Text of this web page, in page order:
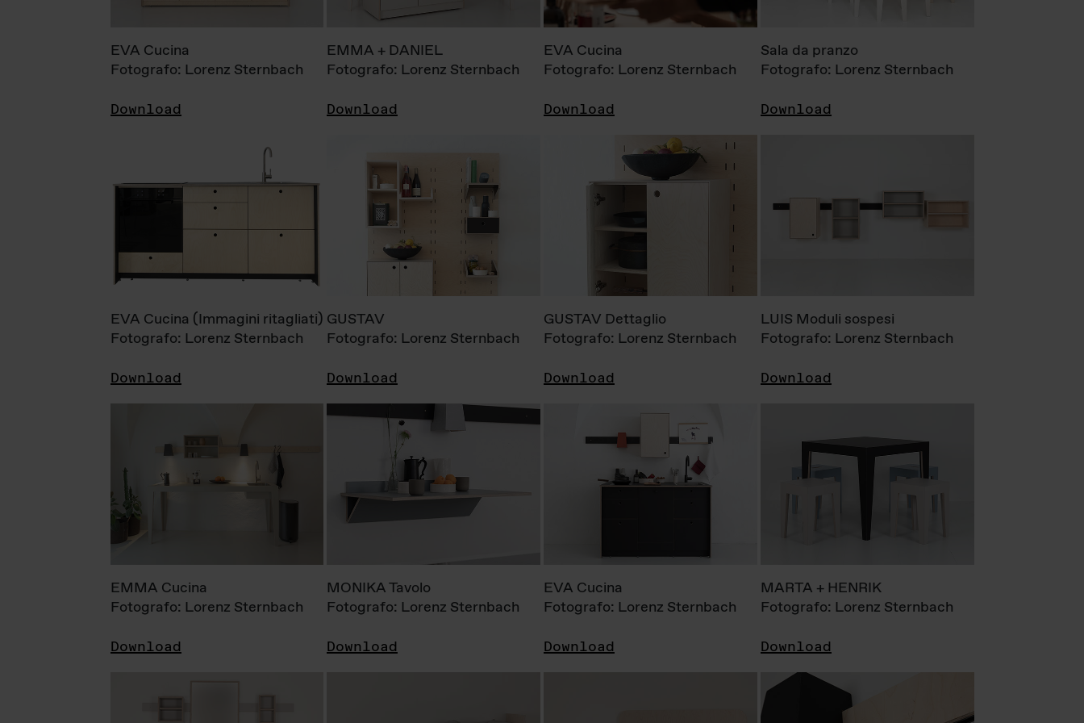
EVA Cucina
Fotografo: Lorenz Sternbach
Download
EMMA + DANIEL
Fotografo: Lorenz Sternbach
Download
EVA Cucina
Fotografo: Lorenz Sternbach
Download
Sala da pranzo
Fotografo: Lorenz Sternbach
Download
EVA Cucina (Immagini ritagliati)
Fotografo: Lorenz Sternbach
Download
GUSTAV
Fotografo: Lorenz Sternbach
Download
GUSTAV Dettaglio
Fotografo: Lorenz Sternbach
Download
LUIS Moduli sospesi
Fotografo: Lorenz Sternbach
Download
EMMA Cucina
Fotografo: Lorenz Sternbach
Download
MONIKA Tavolo
Fotografo: Lorenz Sternbach
Download
EVA Cucina
Fotografo: Lorenz Sternbach
Download
MARTA + HENRIK
Fotografo: Lorenz Sternbach
Download